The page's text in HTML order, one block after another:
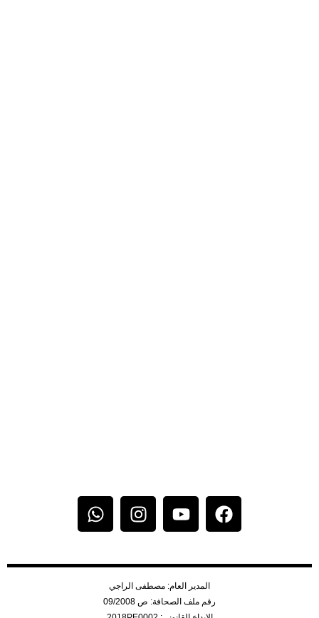
المدير العام: مصطفى الراجي
رقم ملف الصحافة: ص 09/2008